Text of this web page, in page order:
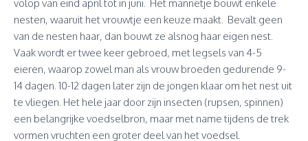
volop van eind april tot in juni. Het mannetje bouwt enkele
nesten, waaruit het vrouwtje een keuze maakt. Bevalt geen
van de nesten haar, dan bouwt ze alsnog haar eigen nest.
Vaak wordt er twee keer gebroed, met legsels van 4-5
eieren, waarop zowel man als vrouw broeden gedurende 9-
14 dagen. 10-12 dagen later zijn de jongen klaar om het nest uit
te vliegen. Het hele jaar door zijn insecten (rupsen, spinnen)
een belangrijke voedselbron, maar met name tijdens de trek
vormen vruchten een groter deel van het voedsel.